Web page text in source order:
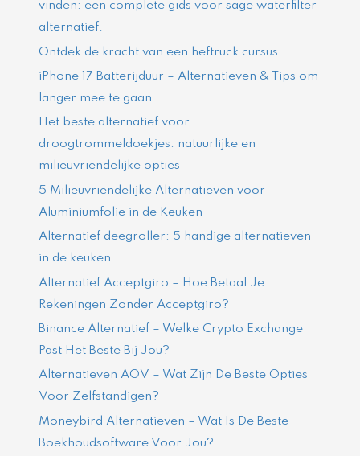
vinden: een complete gids voor sage waterfilter
alternatief.
Ontdek de kracht van een heftruck cursus
iPhone 17 Batterijduur – Alternatieven & Tips om
langer mee te gaan
Het beste alternatief voor
droogtrommeldoekjes: natuurlijke en
milieuvriendelijke opties
5 Milieuvriendelijke Alternatieven voor
Aluminiumfolie in de Keuken
Alternatief deegroller: 5 handige alternatieven
in de keuken
Alternatief Acceptgiro – Hoe Betaal Je
Rekeningen Zonder Acceptgiro?
Binance Alternatief – Welke Crypto Exchange
Past Het Beste Bij Jou?
Alternatieven AOV – Wat Zijn De Beste Opties
Voor Zelfstandigen?
Moneybird Alternatieven – Wat Is De Beste
Boekhoudsoftware Voor Jou?